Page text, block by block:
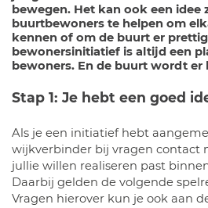
bewegen. Het kan ook een idee
buurtbewoners te helpen om
kennen of om de buurt er
bewonersinitiatief is altijd een
bewoners. En de buurt wordt er
Stap 1: Je hebt een goed
Als je een initiatief hebt
wijkverbinder bij vragen contact
jullie willen realiseren past
Daarbij gelden de volgende
Vragen hierover kun je ook aan